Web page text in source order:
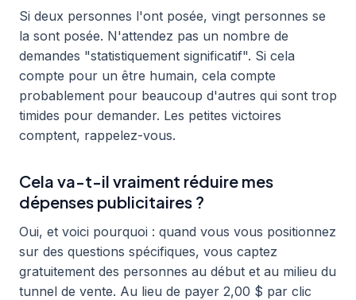
Si deux personnes l'ont posée, vingt personnes se
la sont posée. N'attendez pas un nombre de
demandes "statistiquement significatif". Si cela
compte pour un être humain, cela compte
probablement pour beaucoup d'autres qui sont trop
timides pour demander. Les petites victoires
comptent, rappelez-vous.
Cela va-t-il vraiment réduire mes
dépenses publicitaires ?
Oui, et voici pourquoi : quand vous vous positionnez
sur des questions spécifiques, vous captez
gratuitement des personnes au début et au milieu du
tunnel de vente. Au lieu de payer 2,00 $ par clic